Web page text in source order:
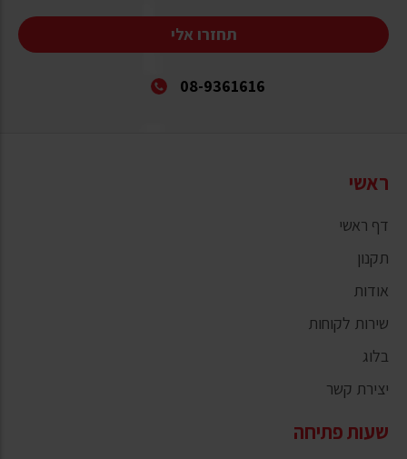
תחזרו אלי
08-9361616
ראשי
דף ראשי
תקנון
אודות
שירות לקוחות
בלוג
יצירת קשר
שעות פתיחה